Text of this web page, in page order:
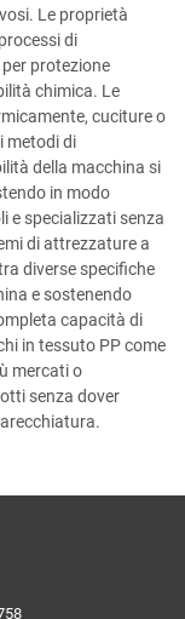
Le proprietà
di
protezione
chimica. Le
cuciture o
metodi di
della macchina si
in modo
e specializzati senza
di attrezzature a
diverse specifiche
e sostenendo
capacità di
in tessuto PP come
mercati o
senza dover